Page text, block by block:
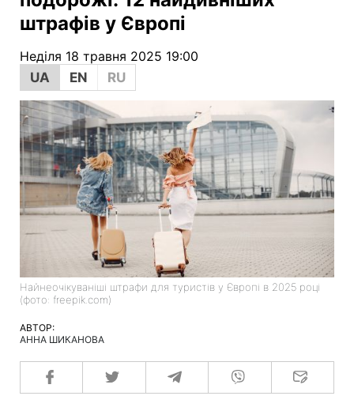
штрафів у Європі
Неділя 18 травня 2025 19:00
UA
EN RU
Найнеочікуваніші штрафи для туристів у Європі в 2025 році
(фото: freepik.com)
АВТОР:
АННА ШИКАНОВА